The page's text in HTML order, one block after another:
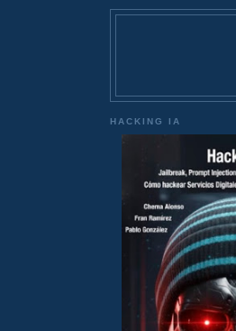
HACKING IA